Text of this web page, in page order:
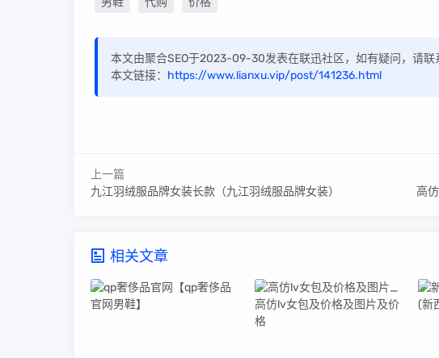
本文由聚合SEO于2023-09-30发表在联迅社区，如有疑问，请联
本文链接： https://www.lianxu.vip/post/141236.html
上一篇
九江羽绒服品牌女装长款（九江羽绒服品牌女装）
高仿
相关文章